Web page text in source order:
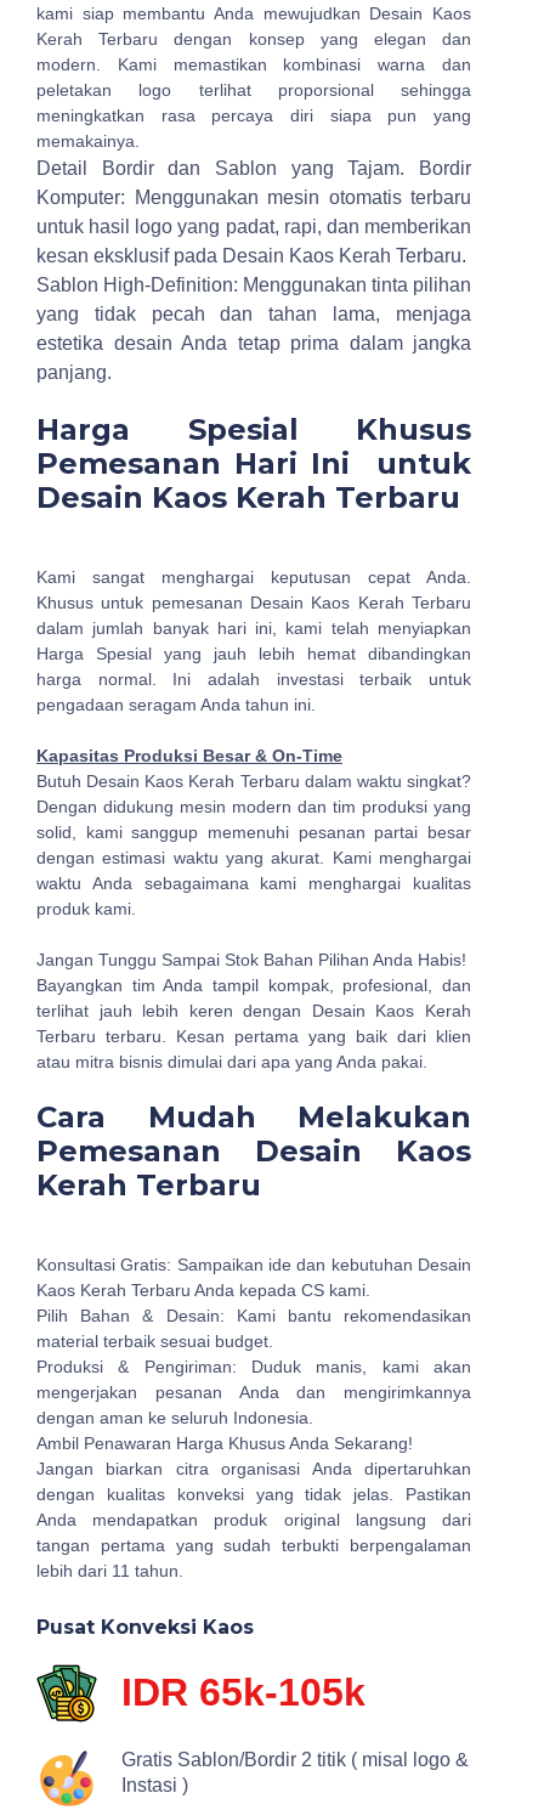
kami siap membantu Anda mewujudkan Desain Kaos
Kerah Terbaru dengan konsep yang elegan dan
modern. Kami memastikan kombinasi warna dan
peletakan logo terlihat proporsional sehingga
meningkatkan rasa percaya diri siapa pun yang
memakainya.
Detail Bordir dan Sablon yang Tajam.
Bordir
Komputer: Menggunakan mesin otomatis terbaru
untuk hasil logo yang padat, rapi, dan memberikan
kesan eksklusif pada Desain Kaos Kerah Terbaru.
Sablon High-Definition: Menggunakan tinta pilihan
yang tidak pecah dan tahan lama, menjaga
estetika desain Anda tetap prima dalam jangka
panjang.
Harga Spesial Khusus
Pemesanan Hari Ini untuk
Desain Kaos Kerah Terbaru
Kami sangat menghargai keputusan cepat Anda.
Khusus untuk pemesanan Desain Kaos Kerah Terbaru
dalam jumlah banyak hari ini, kami telah menyiapkan
Harga Spesial yang jauh lebih hemat dibandingkan
harga normal. Ini adalah investasi terbaik untuk
pengadaan seragam Anda tahun ini.
Kapasitas Produksi Besar & On-Time
Butuh Desain Kaos Kerah Terbaru dalam waktu singkat?
Dengan didukung mesin modern dan tim produksi yang
solid, kami sanggup memenuhi pesanan partai besar
dengan estimasi waktu yang akurat. Kami menghargai
waktu Anda sebagaimana kami menghargai kualitas
produk kami.
Jangan Tunggu Sampai Stok Bahan Pilihan Anda Habis!
Bayangkan tim Anda tampil kompak, profesional, dan
terlihat jauh lebih keren dengan Desain Kaos Kerah
Terbaru terbaru. Kesan pertama yang baik dari klien
atau mitra bisnis dimulai dari apa yang Anda pakai.
Cara Mudah Melakukan
Pemesanan Desain Kaos
Kerah Terbaru
Konsultasi Gratis: Sampaikan ide dan kebutuhan Desain
Kaos Kerah Terbaru Anda kepada CS kami.
Pilih Bahan & Desain: Kami bantu rekomendasikan
material terbaik sesuai budget.
Produksi & Pengiriman: Duduk manis, kami akan
mengerjakan pesanan Anda dan mengirimkannya
dengan aman ke seluruh Indonesia.
Ambil Penawaran Harga Khusus Anda Sekarang!
Jangan biarkan citra organisasi Anda dipertaruhkan
dengan kualitas konveksi yang tidak jelas. Pastikan
Anda mendapatkan produk original langsung dari
tangan pertama yang sudah terbukti berpengalaman
lebih dari 11 tahun.
Pusat Konveksi Kaos
IDR 65k-105k
Gratis Sablon/Bordir 2 titik ( misal logo &
Instasi )